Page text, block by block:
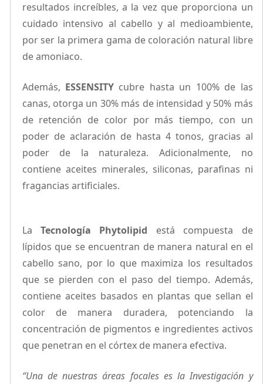
resultados increíbles, a la vez que proporciona un
cuidado intensivo al cabello y al medioambiente,
por ser la primera gama de coloración natural libre
de amoniaco.
Además, ESSENSITYcubre hasta un 100% de las
canas, otorga un 30% más de intensidad y 50% más
de retención de color por más tiempo, con un
poder de aclaración de hasta 4 tonos, gracias al
poder de la naturaleza. Adicionalmente, no
contiene aceites minerales, siliconas, parafinas ni
fragancias artificiales.
La Tecnología Phytolipid está compuesta de
lípidos que se encuentran de manera natural en el
cabello sano, por lo que maximiza los resultados
que se pierden con el paso del tiempo. Además,
contiene aceites basados en plantas que sellan el
color de manera duradera, potenciando la
concentración de pigmentos e ingredientes activos
que penetran en el córtex de manera efectiva.
“Una de nuestras áreas focales es la Investigación y